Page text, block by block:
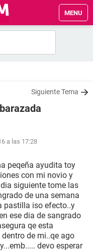
MENU
Siguiente Tema
a las 17:28
peqeña ayudita toy
con mi novio y
siguiente tome las
de una semana
pastilla iso efecto..y
ese dia de sangrado
qe esta
de mi..qe ago
devo esperar